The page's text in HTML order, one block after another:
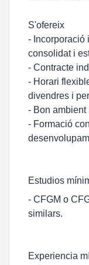
S'ofereix
- Incorporació
consolidat i
- Contracte
- Horari
divendres i
- Bon ambient
- Formació
Estudios
- CFGM o
similars.
Experiencia